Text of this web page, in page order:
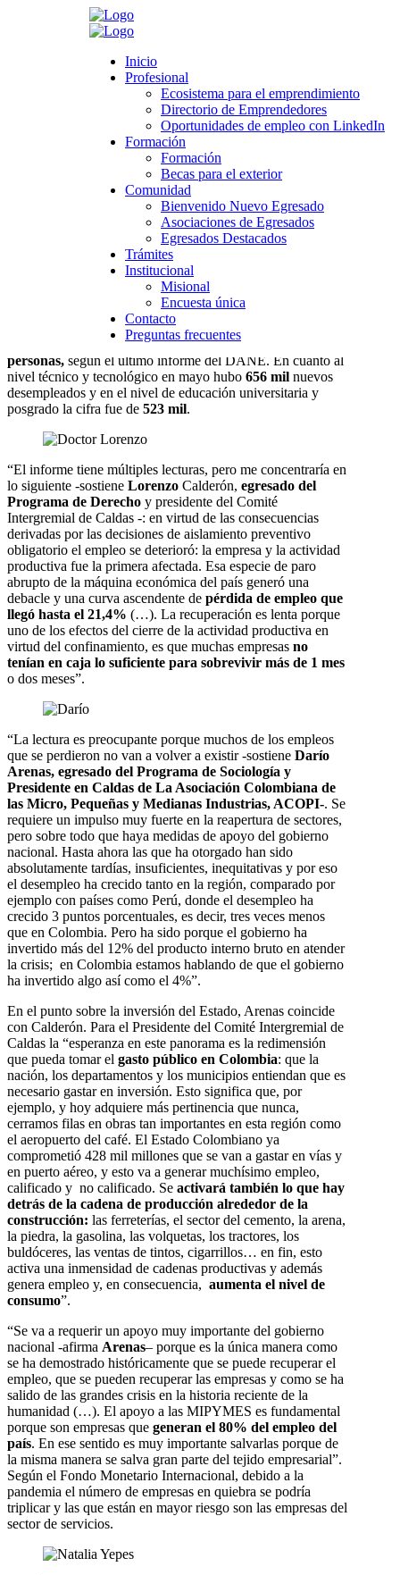
Inicio
Profesional
Ecosistema para el emprendimiento
Directorio de Emprendedores
Oportunidades de empleo con LinkedIn
Formación
Formación
Becas para el exterior
Comunidad
Bienvenido Nuevo Egresado
Asociaciones de Egresados
Egresados Destacados
Trámites
Institucional
Misional
Encuesta única
Contacto
Preguntas frecuentes
Ecosistema para el emprendimiento
Directorio de Emprendedores
Oportunidades de empleo con LinkedIn
Becas para el exterior
Bienvenido Nuevo Egresado
Asociaciones de Egresados
Egresados Destacados
Institucional
Encuesta única
Preguntas frecuentes
Profesional >Egresados U. Caldas hacen una
lectura de la crisis del mercado laboral
Egresados U. Caldas hacen una lectura de
la crisis del mercado laboral
Profesional,Noticias boletín Egresados
Leave a comment
En abril de este año 1 millón y medio de personas perdieron
su empleo; en mayo más de 700.000. Sumando estas con la
cifra de desempleados que ya venían de tiempo atrás, el total
asciende en la actualidad a más de4 millones 800 mil
personas, según el último informe del DANE. En cuanto al
nivel técnico y tecnológico en mayo hubo 656 mil nuevos
desempleados y en el nivel de educación universitaria y
posgrado la cifra fue de 523 mil.
“El informe tiene múltiples lecturas, pero me concentraría en
lo siguiente -sostiene Lorenzo Calderón, egresado del
Programa de Derecho y presidente del Comité
Intergremial de Caldas -: en virtud de las consecuencias
derivadas por las decisiones de aislamiento preventivo
obligatorio el empleo se deterioró: la empresa y la actividad
productiva fue la primera afectada. Esa especie de paro
abrupto de la máquina económica del país generó una
debacle y una curva ascendente de pérdida de empleo que
llegó hasta el 21,4% (…). La recuperación es lenta porque
uno de los efectos del cierre de la actividad productiva en
virtud del confinamiento, es que muchas empresas no
tenían en caja lo suficiente para sobrevivir más de 1 mes
o dos meses”.
“La lectura es preocupante porque muchos de los empleos
que se perdieron no van a volver a existir -sostiene Darío
Arenas, egresado del Programa de Sociología y
Presidente en Caldas de La Asociación Colombiana de
las Micro, Pequeñas y Medianas Industrias, ACOPI-. Se
requiere un impulso muy fuerte en la reapertura de sectores,
pero sobre todo que haya medidas de apoyo del gobierno
nacional. Hasta ahora las que ha otorgado han sido
absolutamente tardías, insuficientes, inequitativas y por eso
el desempleo ha crecido tanto en la región, comparado por
ejemplo con países como Perú, donde el desempleo ha
crecido 3 puntos porcentuales, es decir, tres veces menos
que en Colombia. Pero ha sido porque el gobierno ha
invertido más del 12% del producto interno bruto en atender
la crisis; en Colombia estamos hablando de que el gobierno
ha invertido algo así como el 4%”.
En el punto sobre la inversión del Estado, Arenas coincide
con Calderón. Para el Presidente del Comité Intergremial de
Caldas la “esperanza en este panorama es la redimensión
que pueda tomar el gasto público en Colombia: que la
nación, los departamentos y los municipios entiendan que es
necesario gastar en inversión. Esto significa que, por
ejemplo, y hoy adquiere más pertinencia que nunca,
cerramos filas en obras tan importantes en esta región como
el aeropuerto del café. El Estado Colombiano ya
comprometió 428 mil millones que se van a gastar en vías y
en puerto aéreo, y esto va a generar muchísimo empleo,
calificado y no calificado. Se activará también lo que hay
detrás de la cadena de producción alrededor de la
construcción: las ferreterías, el sector del cemento, la arena,
la piedra, la gasolina, las volquetas, los tractores, los
buldóceres, las ventas de tintos, cigarrillos… en fin, esto
activa una inmensidad de cadenas productivas y además
genera empleo y, en consecuencia, aumenta el nivel de
consumo”.
“Se va a requerir un apoyo muy importante del gobierno
nacional -afirma Arenas– porque es la única manera como
se ha demostrado históricamente que se puede recuperar el
empleo, que se pueden recuperar las empresas y como se ha
salido de las grandes crisis en la historia reciente de la
humanidad (…). El apoyo a las MIPYMES es fundamental
porque son empresas que generan el 80% del empleo del
país. En ese sentido es muy importante salvarlas porque de
la misma manera se salva gran parte del tejido empresarial”.
Según el Fondo Monetario Internacional, debido a la
pandemia el número de empresas en quiebra se podría
triplicar y las que están en mayor riesgo son las empresas del
sector de servicios.